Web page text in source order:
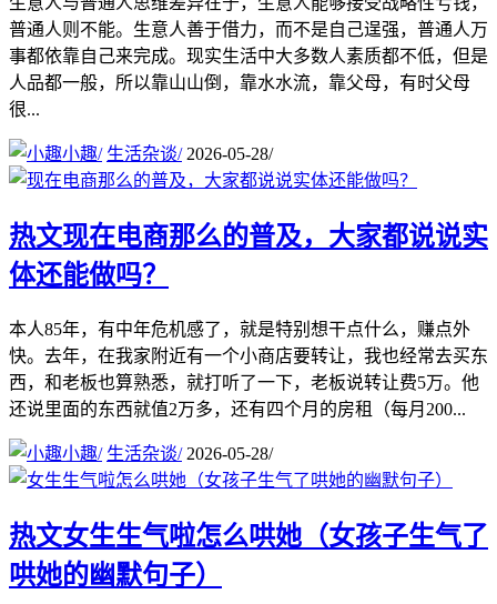
普通人则不能。生意人善于借力，而不是自己逞强，普通人万
事都依靠自己来完成。现实生活中大多数人素质都不低，但是
人品都一般，所以靠山山倒，靠水水流，靠父母，有时父母
很...
小趣/ 生活杂谈/ 2026-05-28/
热文现在电商那么的普及，大家都说说实
体还能做吗？
本人85年，有中年危机感了，就是特别想干点什么，赚点外
快。去年，在我家附近有一个小商店要转让，我也经常去买东
西，和老板也算熟悉，就打听了一下，老板说转让费5万。他
还说里面的东西就值2万多，还有四个月的房租（每月200...
小趣/ 生活杂谈/ 2026-05-28/
热文女生生气啦怎么哄她（女孩子生气了
哄她的幽默句子）